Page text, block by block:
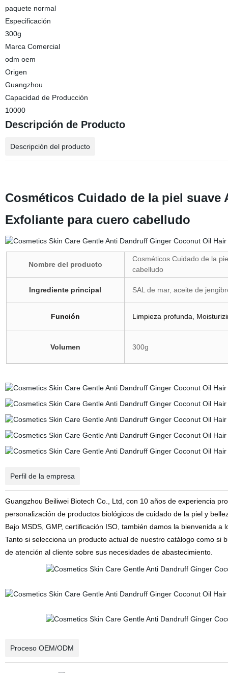
paquete normal
Especificación
300g
Marca Comercial
odm oem
Origen
Guangzhou
Capacidad de Producción
10000
Descripción de Producto
Descripción del producto
Cosméticos Cuidado de la piel
Exfoliante para cuero cabelludo
Nombre del producto
Cosméticos Cuidado de la
cabelludo
Ingrediente principal SAL de mar, aceite de
Función Limpieza profunda,
Volumen 300g
Perfil de la empresa
Guangzhou Beiliwei Biotech Co., Ltd, con 10 años de experiencia
personalización de productos biológicos de cuidado de la piel y
Bajo MSDS, GMP, certificación ISO, también damos la bienvenida a
Tanto si selecciona un producto actual de nuestro catálogo como
de atención al cliente sobre sus necesidades de abastecimiento.
Proceso OEM/ODM